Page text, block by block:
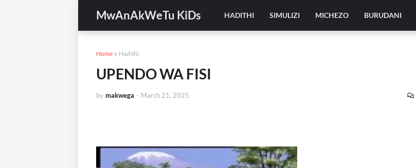
MwAnAkWeTu KiDs HADITHI SIMULIZI MICHEZO BURUDANI
Home Hadithi
UPENDO WA FISI
by makwega - March 21, 2025